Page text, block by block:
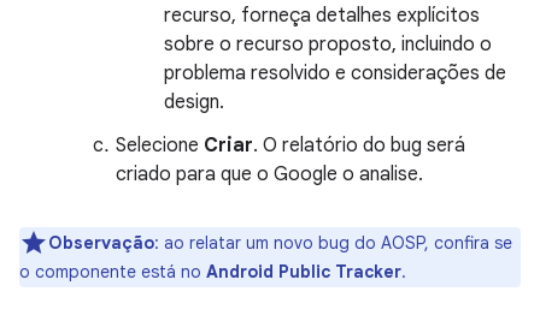
recurso, forneça detalhes explícitos
sobre o recurso proposto, incluindo o
problema resolvido e considerações de
design.
Selecione Criar. O relatório do bug será
criado para que o Google o analise.
Observação: ao relatar um novo bug do AOSP, confira se
o componente está no Android Public Tracker.